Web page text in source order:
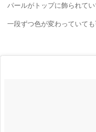
パールがトップに飾られて
一段ずつ色が変わっていても